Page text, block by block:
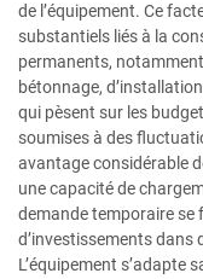
de l’équipement. Ce
substantiels liés à la
permanents,
bétonnage,
qui pèsent sur les
soumises à des
avantage considérable
une capacité de
demande temporaire se
d’investissements
L’équipement s’adapte